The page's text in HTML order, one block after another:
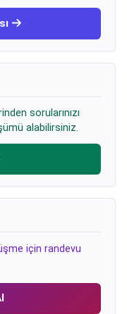
sorularınızı
alabilirsiniz.
için randevu